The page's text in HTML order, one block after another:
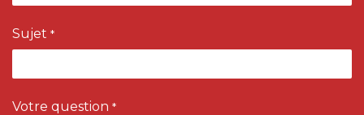
Sujet *
Votre question *